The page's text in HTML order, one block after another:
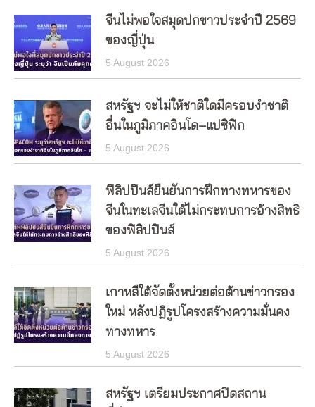
จีนไม่พอใจสมุดปกขาวประจำปี 2569
ของญี่ปุ่น
5 August 2026
สหรัฐฯ จะไม่ให้ชาติใดมีครอบงำชาติ
อื่นในภูมิภาคอินโด–แปซิฟิก
5 August 2026
ฟิลิปปินส์ยืนยันการฝึกทางทหารของ
จีนในทะเลจีนใต้ไม่กระทบการอ้างสิทธิ
ของฟิลิปปินส์
5 August 2026
เกาหลีใต้จัดตั้งหน่วยต่อต้านข่าวกรอง
ใหม่ หลังปฏิรูปโครงสร้างความมั่นคง
ทางทหาร
5 August 2026
สหรัฐฯ เตรียมประกาศปิดสถาน